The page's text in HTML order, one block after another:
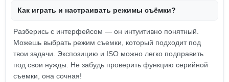
Как играть и настраивать режимы съёмки?
Разберись с интерфейсом — он интуитивно понятный.
Можешь выбрать режим съемки, который подходит под
твои задачи. Экспозицию и ISO можно легко подправить
под свои нужды. Не забудь проверить функцию серийной
съемки, она сочная!